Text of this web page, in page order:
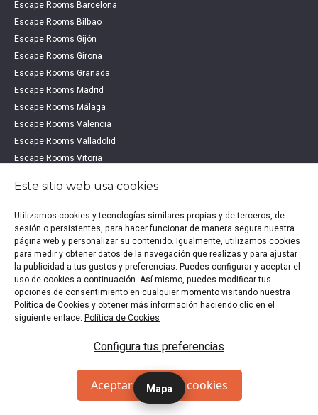
Mapa
Escape Rooms Barcelona
Escape Rooms Bilbao
Escape Rooms Gijón
Escape Rooms Girona
Escape Rooms Granada
Escape Rooms Madrid
Escape Rooms Málaga
Escape Rooms Valencia
Escape Rooms Valladolid
Escape Rooms Vitoria
OTROS DESTINOS
Escape Rooms Alicante
Escape Rooms Burgos
Escape Rooms Cádiz
Escape Rooms Córdoba
Escape Rooms La Coruña
Escape Rooms Segovia
Escape Rooms Tarragona
Escape Rooms Zaragoza
Este sitio web usa cookies
Utilizamos cookies y tecnologías similares propias y de terceros, de
sesión o persistentes, para hacer funcionar de manera segura nuestra
página web y personalizar su contenido. Igualmente, utilizamos cookies
para medir y obtener datos de la navegación que realizas y para ajustar
la publicidad a tus gustos y preferencias. Puedes configurar y aceptar el
uso de cookies a continuación. Así mismo, puedes modificar tus
opciones de consentimiento en cualquier momento visitando nuestra
Política de Cookies y obtener más información haciendo clic en el
siguiente enlace. Política de Cookies
Configura tus preferencias
Aceptar todas las cookies